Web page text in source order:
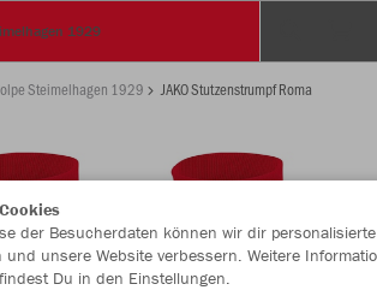
1929
Steimelhagen 1929 JAKO Stutzenstrumpf Roma
der Besucherdaten können wir dir personalisierte
und unsere Website verbessern. Weitere
Du in den Einstellungen.